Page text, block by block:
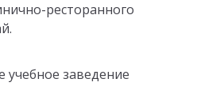
ресторанного
заведение